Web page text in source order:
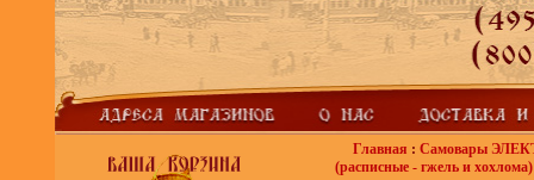
Главная : Самовары
(расписные - гжель и хохлома)